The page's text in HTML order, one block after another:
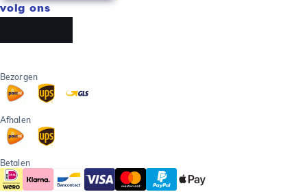
volg ons
Bezorgen
Afhalen
Betalen